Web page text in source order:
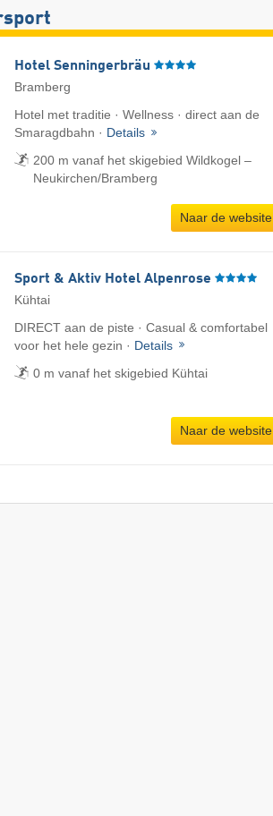
Hotel Senningerbräu
Bramberg
Hotel met traditie · Wellness · direct aan de
Smaragdbahn · Details
200 m vanaf het skigebied Wildkogel –
Neukirchen/​Bramberg
Naar de website
Sport & Aktiv Hotel Alpenrose
Kühtai
DIRECT aan de piste · Casual & comfortabel
voor het hele gezin · Details
0 m vanaf het skigebied Kühtai
Naar de website